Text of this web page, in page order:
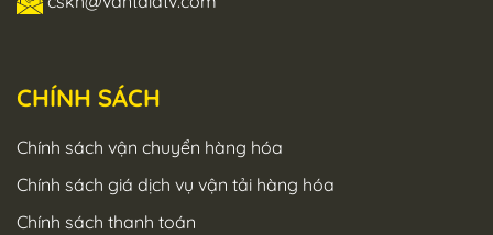
CHÍNH SÁCH
Chính sách vận chuyển hàng hóa
Chính sách giá dịch vụ vận tải hàng hóa
Chính sách thanh toán